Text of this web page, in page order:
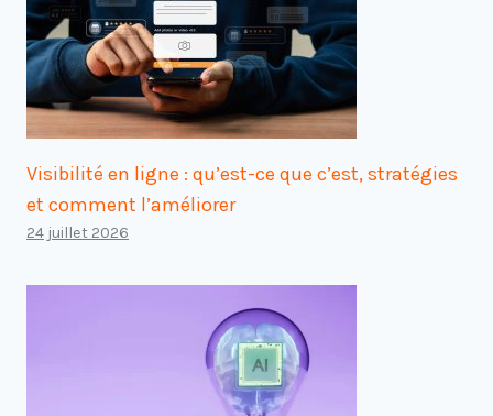
Visibilité en ligne : qu’est-ce que c’est, stratégies
et comment l’améliorer
24 juillet 2026